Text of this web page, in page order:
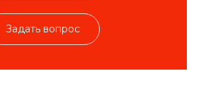
Задать вопрос